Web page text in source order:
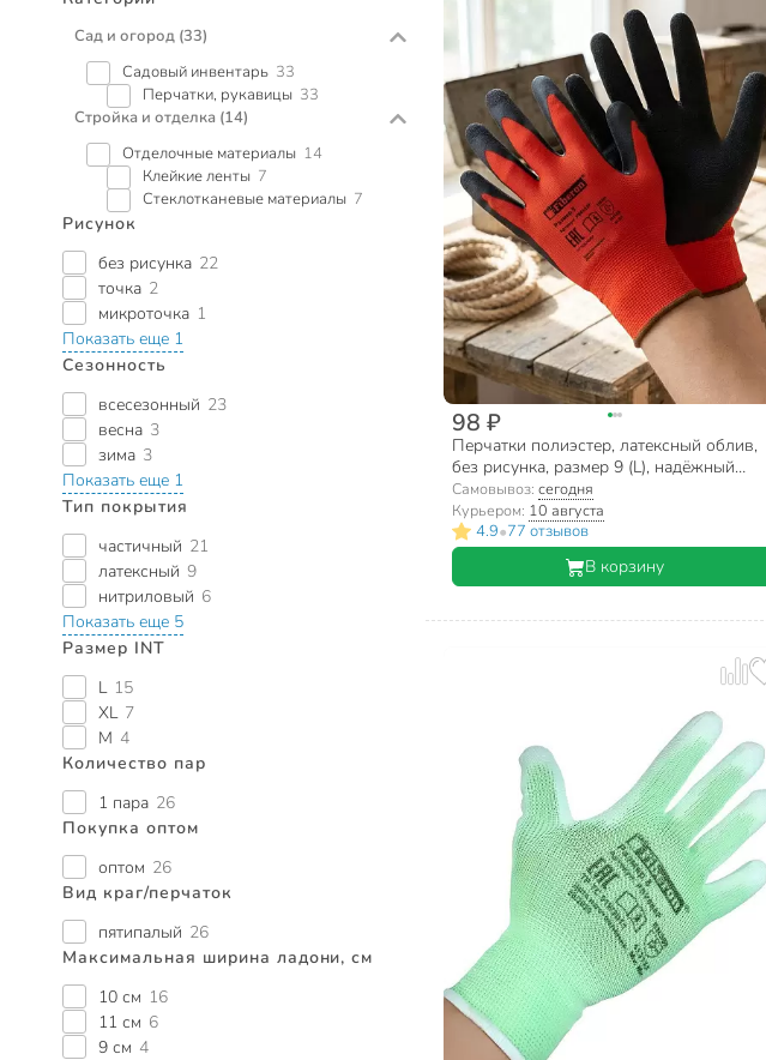
Сад и огород (33)
Садовый инвентарь 33
Перчатки, рукавицы 33
Стройка и отделка (14)
Отделочные материалы 14
Клейкие ленты 7
Стеклотканевые материалы 7
Рисунок
без рисунка 22
точка 2
микроточка 1
Показать еще 1
Сезонность
всесезонный 23
весна 3
зима 3
Показать еще 1
Тип покрытия
частичный 21
латексный 9
нитриловый 6
Показать еще 5
Размер INT
L 15
XL 7
M 4
Количество пар
1 пара 26
Покупка оптом
оптом 26
Вид краг/перчаток
пятипалый 26
Максимальная ширина ладони, см
10 см 16
11 см 6
9 см 4
98 ₽
Перчатки полиэстер, латексный облив,
без рисунка, размер 9 (L), надёжный
захват скользких предметов, Fiberon
Самовывоз: сегодня
Курьером: 10 августа
4.9•77 отзывов
В корзину